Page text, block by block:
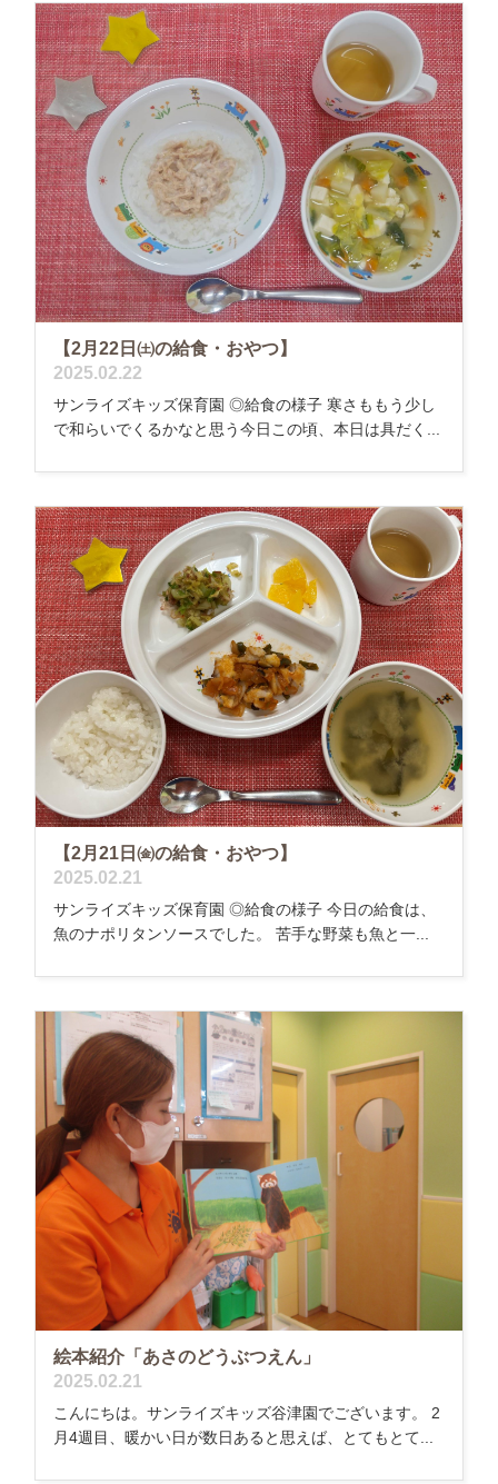
【2月22日㈯の給食・おやつ】
2025.02.22
サンライズキッズ保育園 ◎給食の様子 寒さももう少し
で和らいでくるかなと思う今日この頃、本日は具だく...
【2月21日㈮の給食・おやつ】
2025.02.21
サンライズキッズ保育園 ◎給食の様子 今日の給食は、
魚のナポリタンソースでした。 苦手な野菜も魚と一...
絵本紹介「あさのどうぶつえん」
2025.02.21
こんにちは。サンライズキッズ谷津園でございます。 2
月4週目、暖かい日が数日あると思えば、とてもとて...